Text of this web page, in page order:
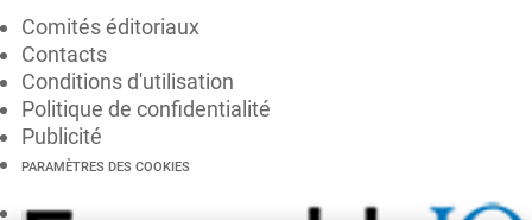
Comités éditoriaux
Contacts
Conditions d'utilisation
Politique de confidentialité
Publicité
PARAMÈTRES DES COOKIES